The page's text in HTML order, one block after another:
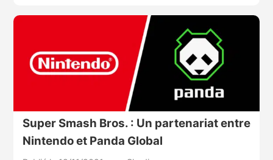
Super Smash Bros. : Un partenariat entre
Nintendo et Panda Global